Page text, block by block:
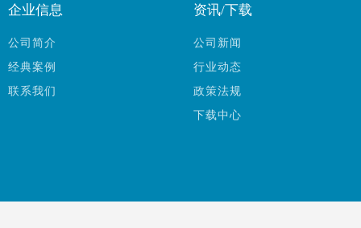
企业信息
公司简介
经典案例
联系我们
资讯/下载
公司新闻
行业动态
政策法规
下载中心